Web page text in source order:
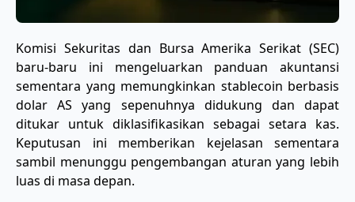
Komisi Sekuritas dan Bursa Amerika Serikat (SEC)
baru-baru ini mengeluarkan panduan akuntansi
sementara yang memungkinkan stablecoin berbasis
dolar AS yang sepenuhnya didukung dan dapat
ditukar untuk diklasifikasikan sebagai setara kas.
Keputusan ini memberikan kejelasan sementara
sambil menunggu pengembangan aturan yang lebih
luas di masa depan.